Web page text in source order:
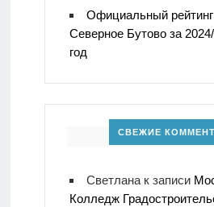
Официальный
Северное Бутово за
год
СВЕЖИЕ
Светланак записи
Колледж